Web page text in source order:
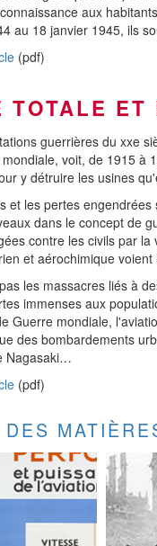
aux
au 18 janvier 1945, ils
(pdf)
TOTALE ET
guerrières du xxe
voit, de 1915 à
y détruire les usines
et les pertes
dans le concept de
contre les civils par
et aérochimique
les massacres liés à
immenses aux
Guerre mondiale,
des bombardements
Nagasaki…
(pdf)